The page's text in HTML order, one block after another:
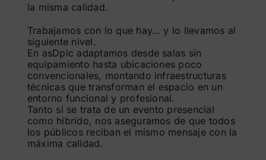
la misma calidad.
Trabajamos con lo que hay… y lo llevamos al
siguiente nivel.
En asDpic adaptamos desde salas sin
equipamiento hasta ubicaciones poco
convencionales, montando infraestructuras
técnicas que transforman el espacio en un
entorno funcional y profesional.
Tanto si se trata de un evento presencial
como híbrido, nos aseguramos de que todos
los públicos reciban el mismo mensaje con la
máxima calidad.